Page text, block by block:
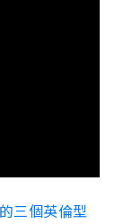
三個英倫型